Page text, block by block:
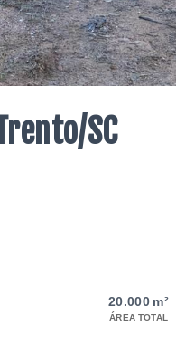
SC
20.000 m²
ÁREA TOTAL